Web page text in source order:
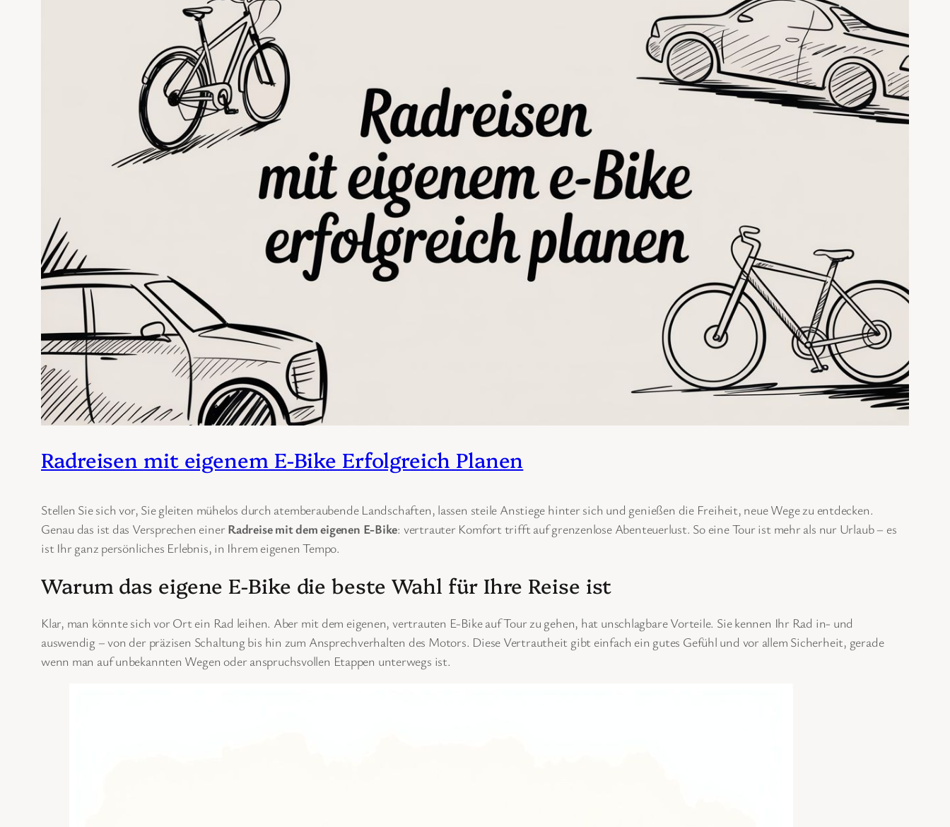
Radreisen mit eigenem E-Bike Erfolgreich Planen
Stellen Sie sich vor, Sie gleiten mühelos durch atemberaubende Landschaften, lassen steile Anstiege hinter sich und genießen die Freiheit, neue Wege zu entdecken.
Genau das ist das Versprechen einer Radreise mit dem eigenen E-Bike: vertrauter Komfort trifft auf grenzenlose Abenteuerlust. So eine Tour ist mehr als nur Urlaub – es
ist Ihr ganz persönliches Erlebnis, in Ihrem eigenen Tempo.
Warum das eigene E-Bike die beste Wahl für Ihre Reise ist
Klar, man könnte sich vor Ort ein Rad leihen. Aber mit dem eigenen, vertrauten E-Bike auf Tour zu gehen, hat unschlagbare Vorteile. Sie kennen Ihr Rad in- und
auswendig – von der präzisen Schaltung bis hin zum Ansprechverhalten des Motors. Diese Vertrautheit gibt einfach ein gutes Gefühl und vor allem Sicherheit, gerade
wenn man auf unbekannten Wegen oder anspruchsvollen Etappen unterwegs ist.